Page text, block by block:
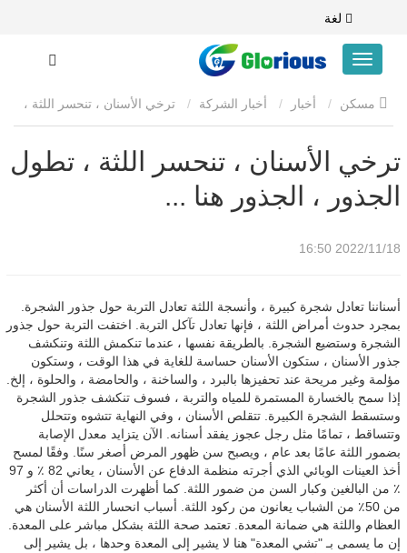
لغة
أخبار أخبار الشركة ترخي الأسنان ، تنحسر اللثة ،
تطول الجذور ، الجذور هنا ...
ترخي الأسنان ، تنحسر اللثة ، تطول
الجذور ، الجذور هنا ...
2022/11/18 16:50
أسناننا تعادل شجرة كبيرة ، وأنسجة اللثة تعادل التربة حول جذور الشجرة.
بمجرد حدوث أمراض اللثة ، فإنها تعادل تآكل التربة. اختفت التربة حول جذور
الشجرة وستضيع الشجرة. بالطريقة نفسها ، عندما تنكمش اللثة وتنكشف
جذور الأسنان ، ستكون الأسنان حساسة للغاية في هذا الوقت ، وستكون
مؤلمة وغير مريحة عند تحفيزها بالبرد ، والساخنة ، والحامضة ، والحلوة ، إلخ.
إذا سمح بالخسارة المستمرة للمياه والتربة ، فسوف تنكشف جذور الشجرة
وستسقط الشجرة الكبيرة. تتقلص الأسنان ، وفي النهاية تتشوه وتتحلل
وتتساقط ، تمامًا مثل رجل عجوز يفقد أسنانه. الآن يتزايد معدل الإصابة
بضمور اللثة عامًا بعد عام ، ويصبح سن ظهور المرض أصغر سنًا. وفقًا لمسح
أخذ العينات الوبائي الذي أجرته منظمة الدفاع عن الأسنان ، يعاني 82 ٪ و 97
٪ من البالغين وكبار السن من ضمور اللثة. كما أظهرت الدراسات أن أكثر
من 50٪ من الشباب يعانون من ركود اللثة. أسباب انحسار اللثة الأسنان هي
العظام واللثة هي ضمانة المعدة. تعتمد صحة اللثة بشكل مباشر على المعدة.
إن ما يسمى بـ "تشي المعدة" هنا لا يشير إلى المعدة وحدها ، بل يشير إلى